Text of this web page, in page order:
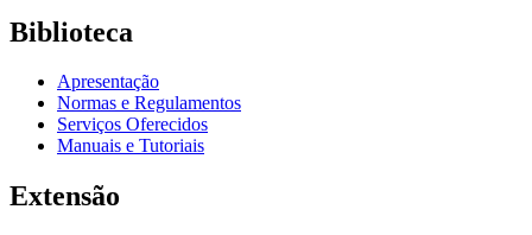
Biblioteca
Apresentação
Normas e Regulamentos
Serviços Oferecidos
Manuais e Tutoriais
Extensão